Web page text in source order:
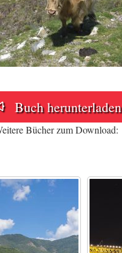
Buch herunterladen
Bücher zum Download: